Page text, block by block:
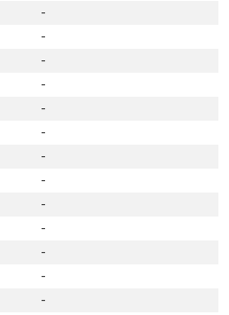
-
-
-
-
-
-
-
-
-
-
-
-
-